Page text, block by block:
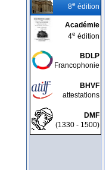
8e édition
Académie
4e édition
BDLP
Francophonie
BHVF
attestations
DMF
(1330 - 1500)